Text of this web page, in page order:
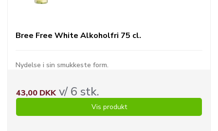
Bree Free White Alkoholfri 75 cl.
Nydelse i sin smukkeste form.
43,00 DKKv/ 6 stk.
Vis produkt